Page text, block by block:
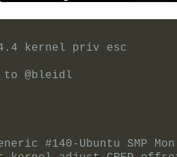
kernel priv esc
@bleidl
#140-Ubuntu SMP